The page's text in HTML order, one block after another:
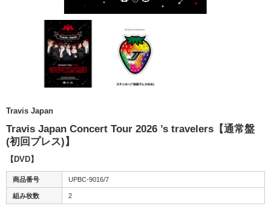
Travis Japan
Travis Japan Concert Tour 2026 ’s travelers【通常盤
(初回プレス)】
【DVD】
商品番号 UPBC-9016/7
組み枚数 2